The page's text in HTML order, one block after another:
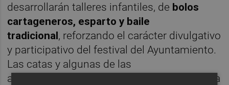
desarrollarán talleres infantiles, de bolos
cartageneros, esparto y baile
tradicional, reforzando el carácter divulgativo
y participativo del festival del Ayuntamiento.
Las catas y algunas de las
actividades requieren inscripción previa en la